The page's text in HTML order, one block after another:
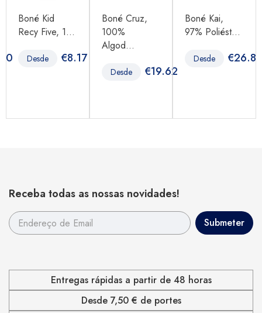
Boné Kid
Recy Five, 1...
Desde €8.17
Boné Cruz,
100%
Algod...
Desde €19.62
Boné Kai,
97% Poliést...
Desde €
Receba todas as nossas novidades!
Entregas rápidas a partir de 48 horas
Desde 7,50 € de portes